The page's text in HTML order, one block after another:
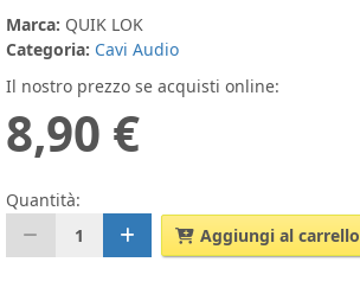
Marca: QUIK LOK
Categoria: Cavi Audio
Il nostro prezzo se acquisti online:
8,90 €
Quantità:
1
Aggiungi al carrello